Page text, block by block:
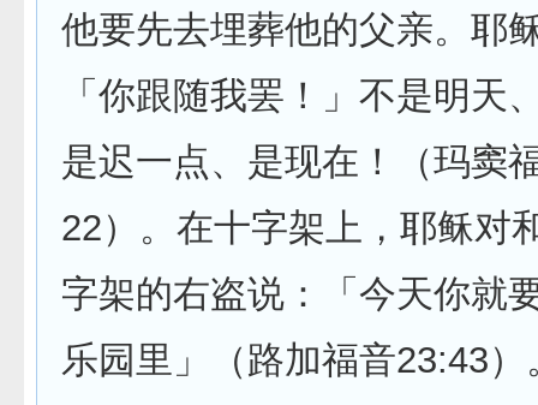
他要先去埋葬他的父亲。耶
「你跟随我罢！」不是明天
是迟一点、是现在！（玛窦
22）。在十字架上，耶稣对
字架的右盗说：「今天你就
乐园里」（路加福音23:43）